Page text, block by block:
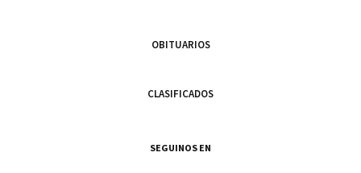
OBITUARIOS
CLASIFICADOS
SEGUINOS EN